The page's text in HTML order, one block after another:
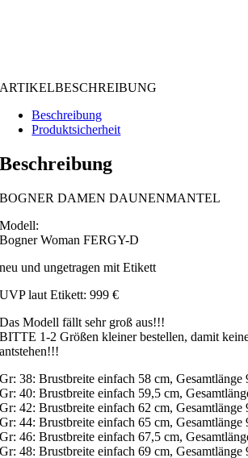
ARTIKELBESCHREIBUNG
Beschreibung
Produktsicherheit
Beschreibung
BOGNER DAMEN DAUNENMANTEL
Modell:
Bogner Woman FERGY-D
neu und ungetragen mit Etikett
UVP laut Etikett: 999 €
Das Modell fällt sehr groß aus!!!
BITTE 1-2 Größen kleiner bestellen, damit
antstehen!!!
Gr: 38: Brustbreite einfach 58 cm, Gesamtlänge
Gr: 40: Brustbreite einfach 59,5 cm,
Gr: 42: Brustbreite einfach 62 cm, Gesamtlänge
Gr: 44: Brustbreite einfach 65 cm, Gesamtlänge
Gr: 46: Brustbreite einfach 67,5 cm,
Gr: 48: Brustbreite einfach 69 cm, Gesamtlänge